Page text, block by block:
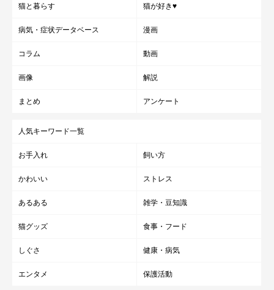
猫と暮らす 猫が好き♥
病気・症状データベース 漫画
コラム 動画
画像 解説
まとめ アンケート
人気キーワード一覧
お手入れ 飼い方
かわいい ストレス
あるある 雑学・豆知識
猫グッズ 食事・フード
しぐさ 健康・病気
エンタメ 保護活動